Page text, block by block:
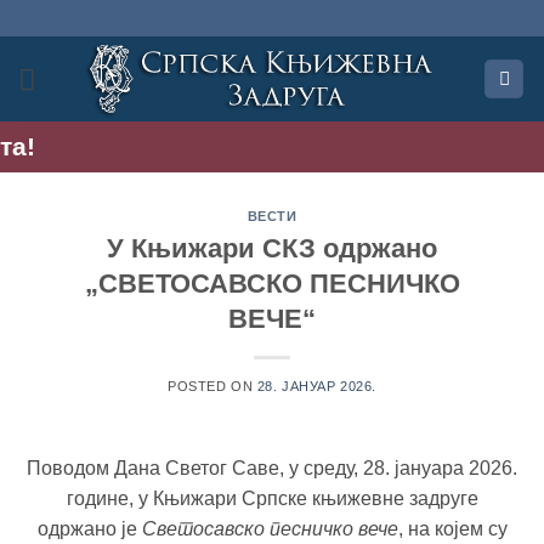
садржај
ВЕСТИ
У Књижари СКЗ одржано
„СВЕТОСАВСКО ПЕСНИЧКО
ВЕЧЕ“
POSTED ON 28. ЈАНУАР 2026.
Поводом Дана Светог Саве, у среду, 28. јануара 2026.
године, у Књижари Српске књижевне задруге
одржано је Светосавско песничко вече, на којем су